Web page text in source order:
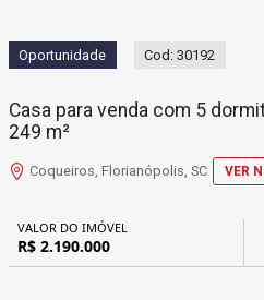
Oportunidade Cod: 30192
Casa para venda com 5
249 m²
Coqueiros, Florianópolis, SC VER
VALOR DO IMÓVEL
R$ 2.190.000